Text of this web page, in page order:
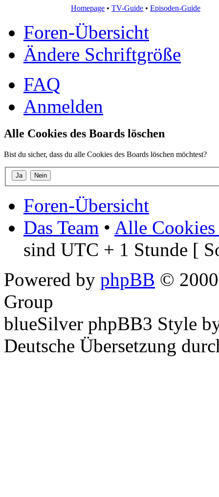
Homepage • TV-Guide • Episoden-Guide
Foren-Übersicht
Ändere Schriftgröße
FAQ
Anmelden
Alle Cookies des Boards löschen
Bist du sicher, dass du alle Cookies des Boards löschen möchtest?
Foren-Übersicht
Das Team • Alle Cookies
sind UTC + 1 Stunde [
Powered by phpBB ©
Group
blueSilver phpBB3 Style
Deutsche Übersetzung